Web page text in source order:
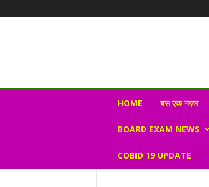
r
HOME बस एक नज़र
BOARD EXAM NEWS
COBID 19 UPDATE